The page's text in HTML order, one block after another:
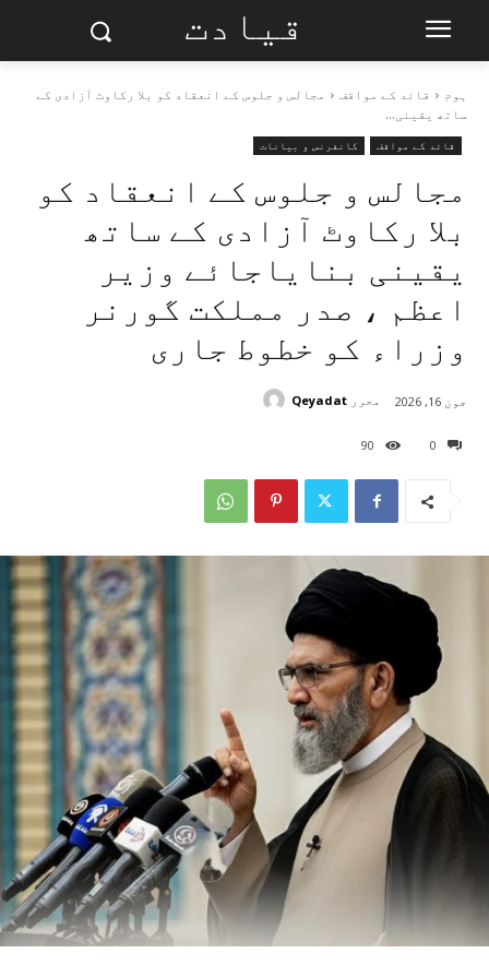
قیادت
ہوم قائد کے مواقف
مجالس و جلوس کے انعقاد کو بلا رکاوٹ آزادی کے
ساتھ یقینی...
قائد کے مواقف کانفرنس و بیانات
مجالس و جلوس کے انعقاد کو
بلا رکاوٹ آزادی کے ساتھ
یقینی بنایاجائے وزیر
اعظم ، صدر مملکت گورنر
وزراء کو خطوط جاری
0
90
جون 16, 2026 محرر Qeyadat